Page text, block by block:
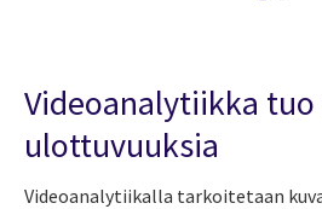
Videoanalytiikka tuo
ulottuvuuksia
Videoanalytiikalla tarkoitetaan